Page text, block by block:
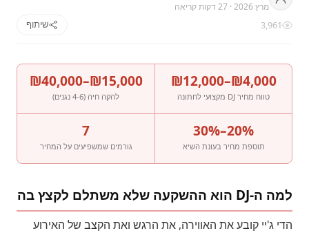
מרץ 2026 · 27 דקות קריאה
3,961
שיתוף
₪4,000–₪12,000
טווח מחיר DJ מקצועי לחתונה
₪15,000–₪40,000
להקה חיה (4-6 נגנים)
20%–30%
תוספת מחיר בעונת השיא
7
גורמים שמשפיעים על המחיר
למה ה-DJ הוא ההשקעה שלא משתלם לקצץ בה
הדי ג'יי קובע את האווירה, את הרגש ואת הקצב של האירוע